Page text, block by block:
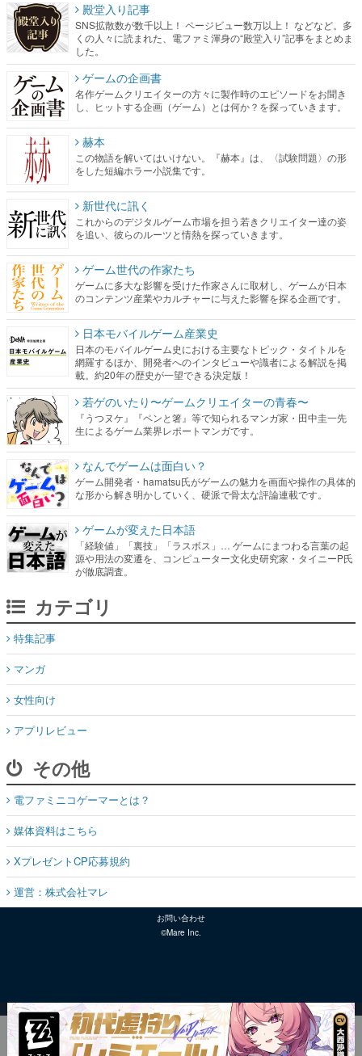
殿堂入り記事
SNS拡散数が数千以上！ ページビュー数万以上！ などなど。多
くの人々に読まれた、電ファミ渾身の“殿堂入り”記事をまとめま
した。
ゲームの企画書
名作ゲームクリエイターの方々に製作時のエピソードをお聞き
し、ヒットする企画（ゲーム）とは何か？を探っていきます。
赫本
この物語を解いてはいけない。『赫本』は、〈試験問題〉の形
をした短編ホラー小説集です。
新世代に訊く
これからのデジタルゲーム市場を担う若きクリエイター達の姿
を追い、彼らのルーツと情熱を探っていきます。
ゲーム世代の作家たち
ゲームに多大な影響を受けた作家さんに取材し、ゲームが日本
のコンテンツ産業やカルチャーに与えた影響を探る企画です。
日本モバイルゲーム産業史
日本のモバイルゲーム史における主要なトピック・タイトルを
網羅するほか、開発者へのインタビューや識者による解説を掲
載。約20年の歴史が一望できる決定版！
若ゲのいたり〜ゲームクリエイターの青春〜
『うつヌケ』『ペンと箸』等で知られるマンガ家・田中圭一先
生によるゲーム業界レポートマンガです。
なんでゲームは面白い？
ゲーム開発者・hamatsu氏がゲームの魅力を画面や操作の具体的
な形から解き明かしていく、硬派で骨太な評論連載です。
ゲームが変えた日本語
「経験値」「裏技」「ラスボス」… ゲームにまつわる言葉の起
源や用法の変遷を、コンピューター文化史研究家・タイニーP氏
が徹底調査。
カテゴリ
特集記事
マンガ
女性向け
アプリレビュー
その他
電ファミニコゲーマーとは？
媒体資料はこちら
XプレゼントCP応募規約
運営：株式会社マレ
お問い合わせ
©Mare Inc.